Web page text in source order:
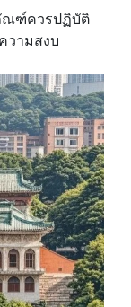
ณฑ์ควรปฏิบัติ
วามสงบ